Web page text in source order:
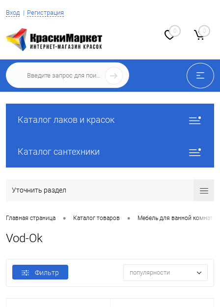
Вход Регистрация
0 0
Каталог лаков и красок
Каталог сантехники
Уточнить раздел
Главная страница • Каталог товаров • Мебель для ванной комнаты
Vod-Ok
Фильтр популярности